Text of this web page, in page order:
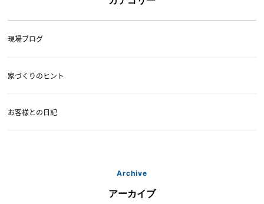
現場ブログ
家づくりのヒント
お客様との日記
Archive
アーカイブ